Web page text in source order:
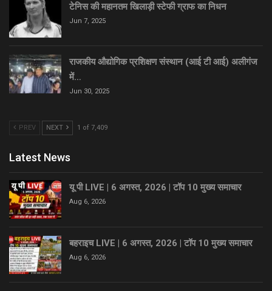
टेनिस की महानतम खिलाड़ी स्टेफी ग्राफ का निधन
Jun 7, 2025
राजकीय औद्योगिक प्रशिक्षण संस्थान (आई टी आई) अलीगंज
में…
Jun 30, 2025
PREV NEXT 1 of 7,409
Latest News
यू पी LIVE | 6 अगस्त, 2026 | टॉप 10 मुख्य समाचार
Aug 6, 2026
बहराइच LIVE | 6 अगस्त, 2026 | टॉप 10 मुख्य समाचार
Aug 6, 2026